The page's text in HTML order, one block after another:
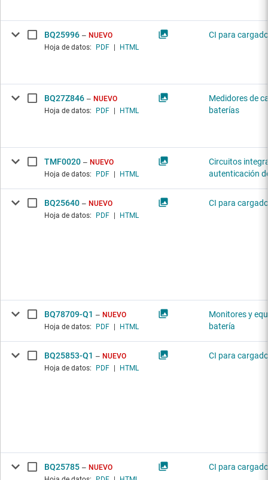
BQ25996
NUEVO
Hoja de datos:
PDF HTML
CI para
BQ27Z846
NUEVO
Hoja de datos:
PDF HTML
Medidores de
baterías
TMF0020
NUEVO
Hoja de datos:
PDF HTML
Circuitos
autenticación
BQ25640
NUEVO
Hoja de datos:
PDF HTML
CI para
BQ78709-Q1
NUEVO
Hoja de datos:
PDF HTML
Monitores y
batería
BQ25853-Q1
NUEVO
Hoja de datos:
PDF HTML
CI para
BQ25785
NUEVO
CI para